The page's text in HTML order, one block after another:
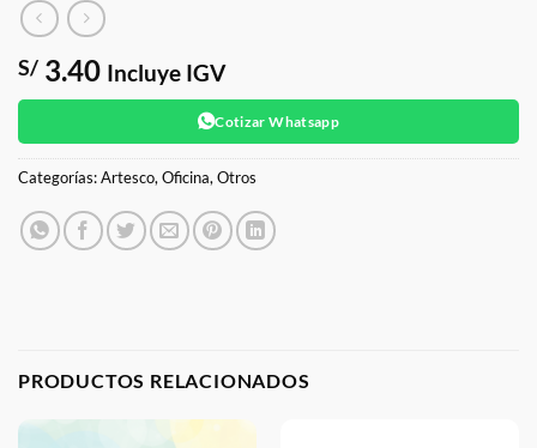
S/ 3.40 Incluye IGV
Cotizar Whatsapp
Categorías:Artesco,Oficina,Otros
PRODUCTOS RELACIONADOS